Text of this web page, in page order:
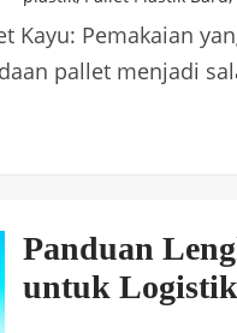
Kayu: Pemakaian
pallet menjadi
Panduan
untuk